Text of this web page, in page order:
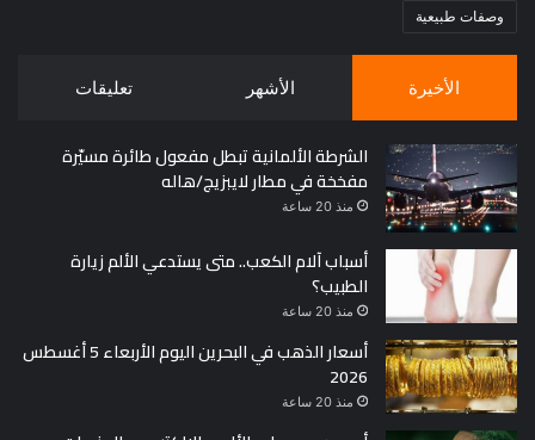
وصفات طبيعية
الأخيرة الأشهر تعليقات
الشرطة الألمانية تبطل مفعول طائرة مسيّرة
مفخخة في مطار لايبزيج/هاله
منذ 20 ساعة
أسباب آلام الكعب.. متى يستدعي الألم زيارة
الطبيب؟
منذ 20 ساعة
أسعار الذهب في البحرين اليوم الأربعاء 5 أغسطس
2026
منذ 20 ساعة